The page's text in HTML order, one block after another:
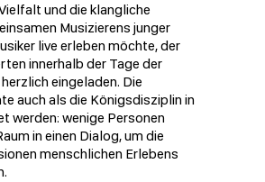
und die klangliche
Musizierens junger
live erleben möchte, der
innerhalb der Tage der
eingeladen. Die
auch als die Königsdisziplin in
werden: wenige Personen
in einen Dialog, um die
menschlichen Erlebens